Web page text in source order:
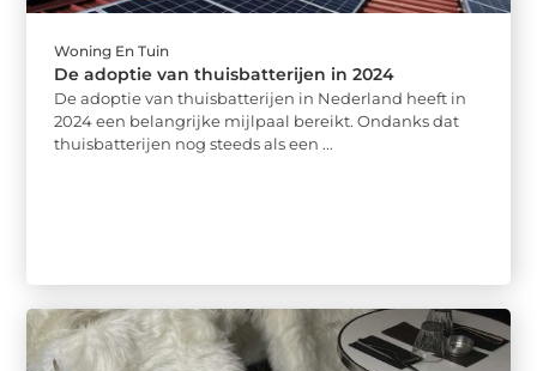
Woning En Tuin
De adoptie van thuisbatterijen in 2024
De adoptie van thuisbatterijen in Nederland heeft in
2024 een belangrijke mijlpaal bereikt. Ondanks dat
thuisbatterijen nog steeds als een ...